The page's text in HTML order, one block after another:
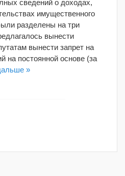
сведений о доходах,
имущественного
разделены на три
вынести
вынести запрет на
на постоянной основе (за
»